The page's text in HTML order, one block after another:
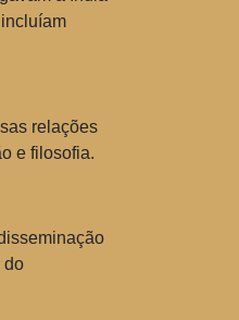
relações
e filosofia.
do